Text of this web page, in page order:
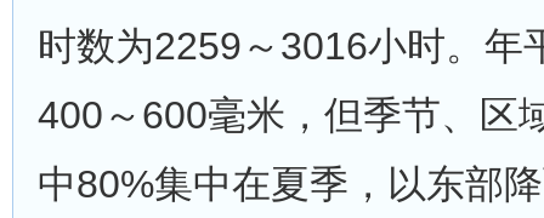
时数为2259～3016小时。年
400～600毫米，但季节、区
中80%集中在夏季，以东部